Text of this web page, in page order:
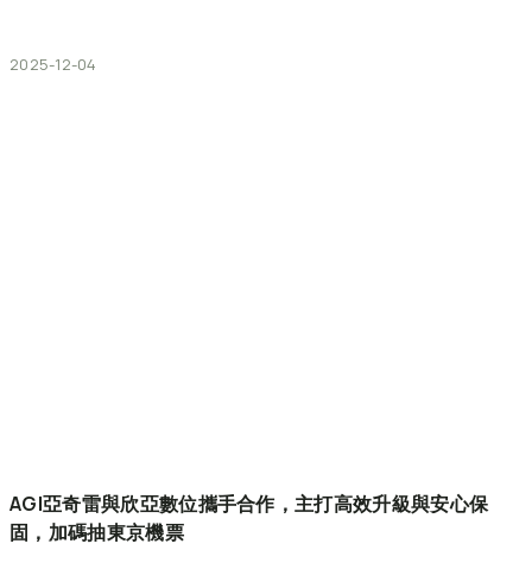
2025-12-04
AGI亞奇雷與欣亞數位攜手合作，主打高效升級與安心保
固，加碼抽東京機票